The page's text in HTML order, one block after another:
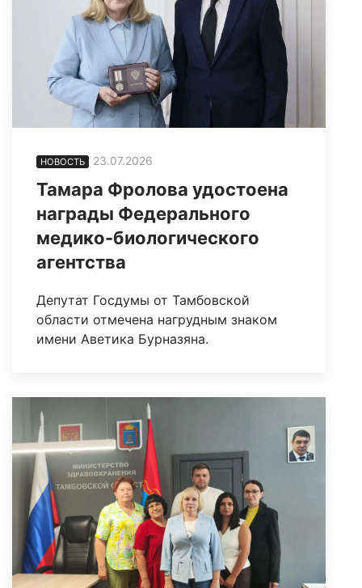
НОВОСТЬ 23.07.2026
Тамара Фролова удостоена
награды Федерального
медико-биологического
агентства
Депутат Госдумы от Тамбовской
области отмечена нагрудным знаком
имени Аветика Бурназяна.